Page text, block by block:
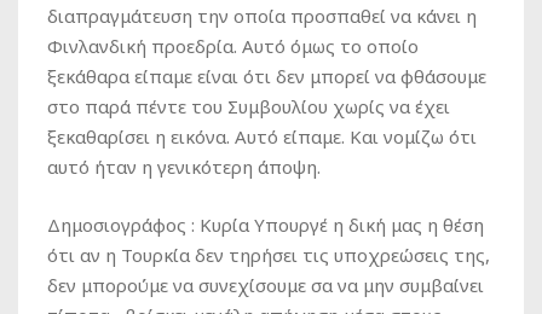
διαπραγμάτευση την οποία προσπαθεί να κάνει η
Φινλανδική προεδρία. Αυτό όμως το οποίο
ξεκάθαρα είπαμε είναι ότι δεν μπορεί να φθάσουμε
στο παρά πέντε του Συμβουλίου χωρίς να έχει
ξεκαθαρίσει η εικόνα. Αυτό είπαμε. Και νομίζω ότι
αυτό ήταν η γενικότερη άποψη.
Δημοσιογράφος : Κυρία Υπουργέ η δική μας η θέση
ότι αν η Τουρκία δεν τηρήσει τις υποχρεώσεις της,
δεν μπορούμε να συνεχίσουμε σα να μην συμβαίνει